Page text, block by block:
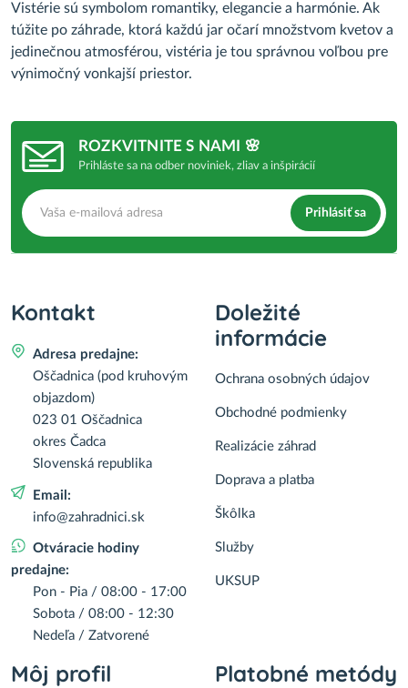
Vistérie sú symbolom romantiky, elegancie a harmónie. Ak
túžite po záhrade, ktorá každú jar očarí množstvom kvetov a
jedinečnou atmosférou, vistéria je tou správnou voľbou pre
výnimočný vonkajší priestor.
ROZKVITNITE S NAMI 🌸
Prihláste sa na odber noviniek, zliav a inšpirácií
Prihlásiť sa
Kontakt
Adresa predajne:
Oščadnica (pod kruhovým
objazdom)
023 01 Oščadnica
okres Čadca
Slovenská republika
Email:
info@zahradnici.sk
Otváracie hodiny
predajne:
Pon - Pia / 08:00 - 17:00
Sobota / 08:00 - 12:30
Nedeľa / Zatvorené
Doležité
informácie
Ochrana osobných údajov
Obchodné podmienky
Realizácie záhrad
Doprava a platba
Škôlka
Služby
UKSUP
Môj profil Platobné metódy